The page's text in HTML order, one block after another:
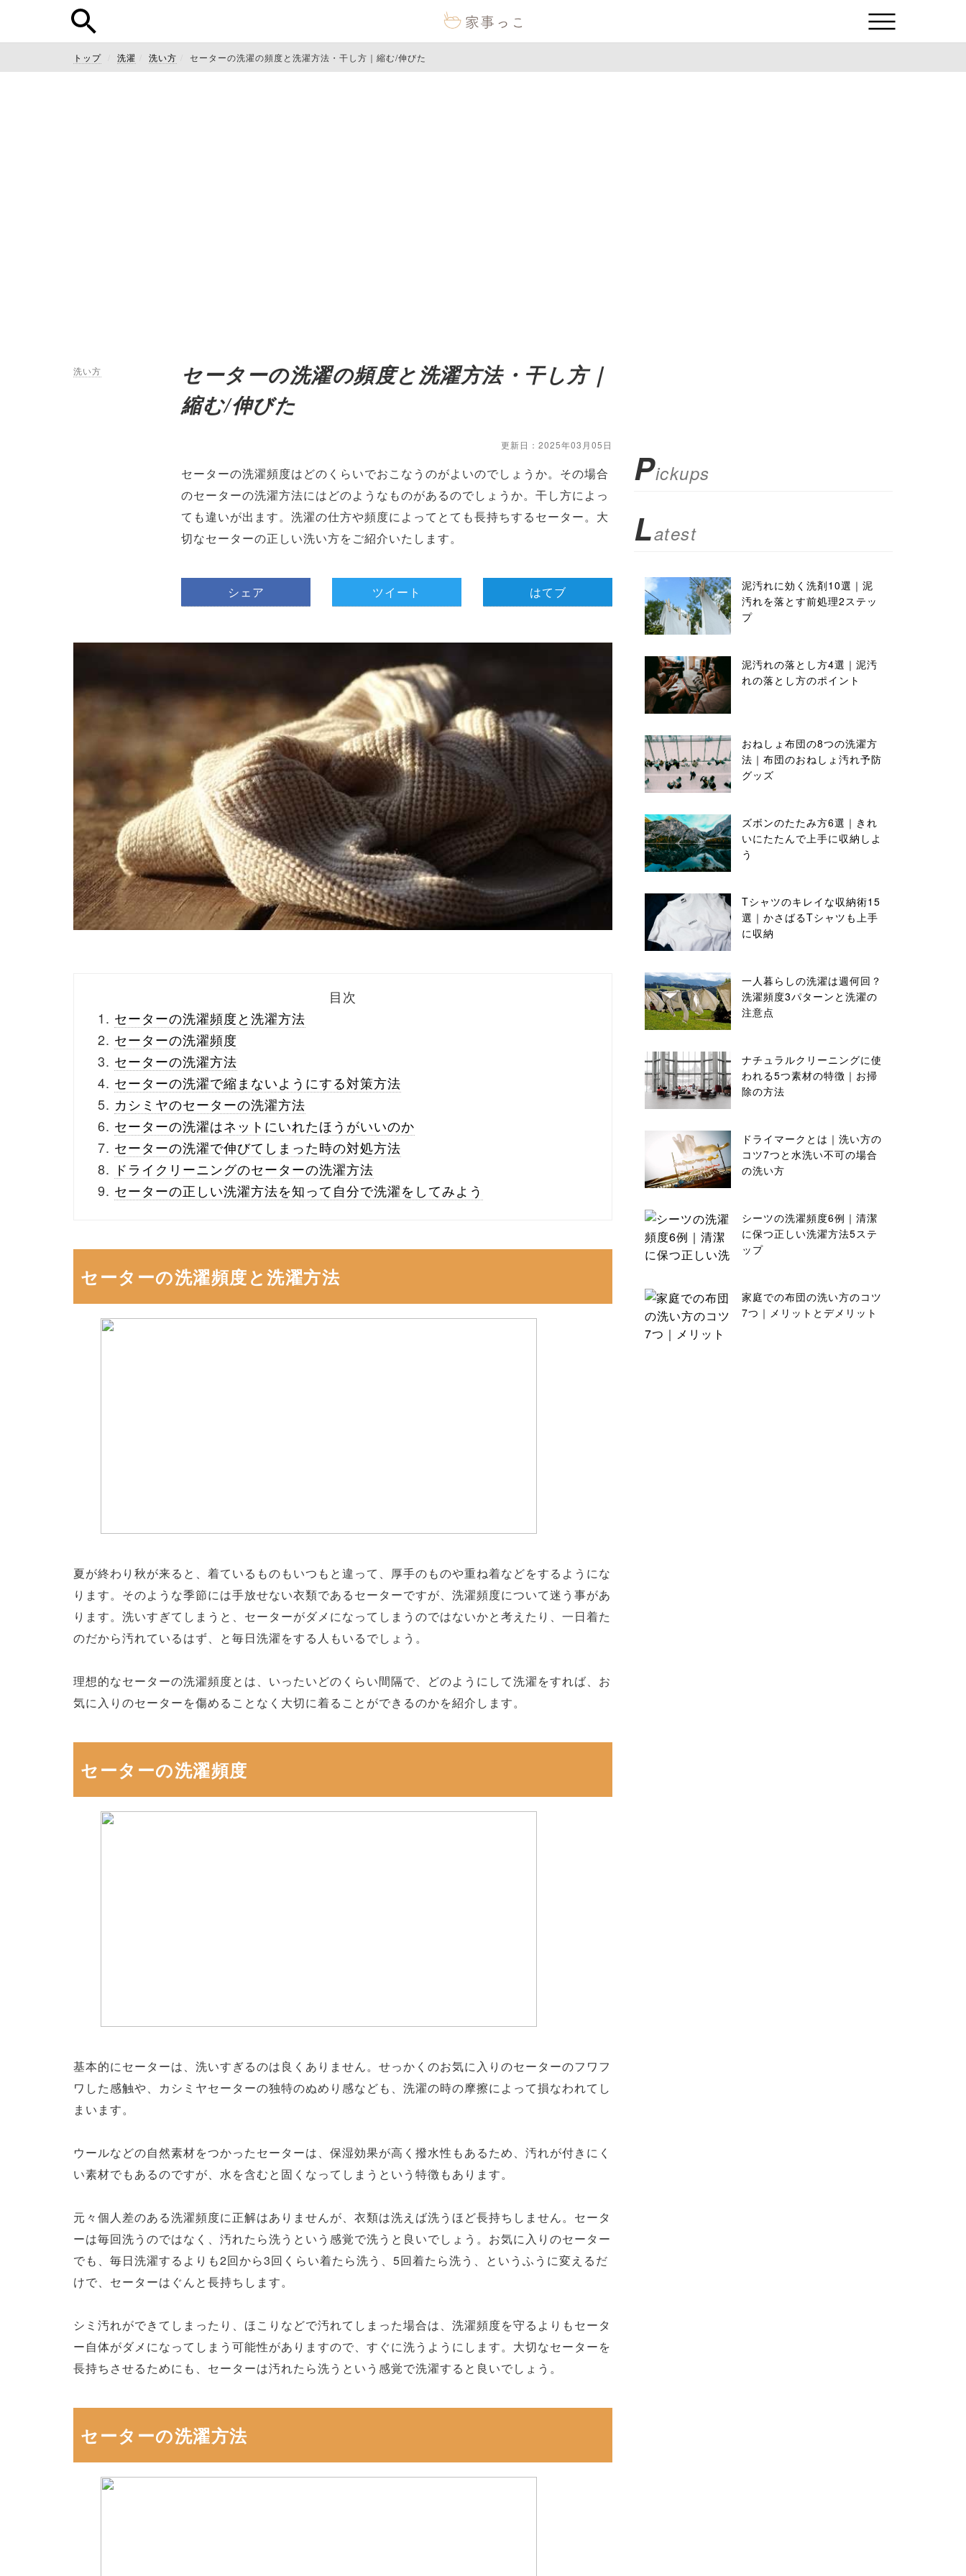
トップ 洗濯 洗い方 セーターの洗濯の頻度と洗濯方法・干し方｜縮む/伸びた
洗い方
セーターの洗濯の頻度と洗濯方法・干し方｜
縮む/伸びた
更新日：2025年03月05日
セーターの洗濯頻度はどのくらいでおこなうのがよいのでしょうか。その場合
のセーターの洗濯方法にはどのようなものがあるのでしょうか。干し方によっ
ても違いが出ます。洗濯の仕方や頻度によってとても長持ちするセーター。大
切なセーターの正しい洗い方をご紹介いたします。
シェア ツイート はてブ
目次
セーターの洗濯頻度と洗濯方法
セーターの洗濯頻度
セーターの洗濯方法
セーターの洗濯で縮まないようにする対策方法
カシミヤのセーターの洗濯方法
セーターの洗濯はネットにいれたほうがいいのか
セーターの洗濯で伸びてしまった時の対処方法
ドライクリーニングのセーターの洗濯方法
セーターの正しい洗濯方法を知って自分で洗濯をしてみよう
セーターの洗濯頻度と洗濯方法
夏が終わり秋が来ると、着ているものもいつもと違って、厚手のものや重ね着などをするようにな
ります。そのような季節には手放せない衣類であるセーターですが、洗濯頻度について迷う事があ
ります。洗いすぎてしまうと、セーターがダメになってしまうのではないかと考えたり、一日着た
のだから汚れているはず、と毎日洗濯をする人もいるでしょう。
理想的なセーターの洗濯頻度とは、いったいどのくらい間隔で、どのようにして洗濯をすれば、お
気に入りのセーターを傷めることなく大切に着ることができるのかを紹介します。
セーターの洗濯頻度
基本的にセーターは、洗いすぎるのは良くありません。せっかくのお気に入りのセーターのフワフ
ワした感触や、カシミヤセーターの独特のぬめり感なども、洗濯の時の摩擦によって損なわれてし
まいます。
ウールなどの自然素材をつかったセーターは、保湿効果が高く撥水性もあるため、汚れが付きにく
い素材でもあるのですが、水を含むと固くなってしまうという特徴もあります。
元々個人差のある洗濯頻度に正解はありませんが、衣類は洗えば洗うほど長持ちしません。セータ
ーは毎回洗うのではなく、汚れたら洗うという感覚で洗うと良いでしょう。お気に入りのセーター
でも、毎日洗濯するよりも2回から3回くらい着たら洗う、5回着たら洗う、というふうに変えるだ
けで、セーターはぐんと長持ちします。
シミ汚れができてしまったり、ほこりなどで汚れてしまった場合は、洗濯頻度を守るよりもセータ
ー自体がダメになってしまう可能性がありますので、すぐに洗うようにします。大切なセーターを
長持ちさせるためにも、セーターは汚れたら洗うという感覚で洗濯すると良いでしょう。
セーターの洗濯方法
Pickups
Latest
泥汚れに効く洗剤10選｜泥
汚れを落とす前処理2ステッ
プ
泥汚れの落とし方4選｜泥汚
れの落とし方のポイント
おねしょ布団の8つの洗濯方
法｜布団のおねしょ汚れ予防
グッズ
ズボンのたたみ方6選｜きれ
いにたたんで上手に収納しよ
う
Tシャツのキレイな収納術15
選｜かさばるTシャツも上手
に収納
一人暮らしの洗濯は週何回？
洗濯頻度3パターンと洗濯の
注意点
ナチュラルクリーニングに使
われる5つ素材の特徴｜お掃
除の方法
ドライマークとは｜洗い方の
コツ7つと水洗い不可の場合
の洗い方
シーツの洗濯頻度6例｜清潔
に保つ正しい洗濯方法5ステ
ップ
家庭での布団の洗い方のコツ
7つ｜メリットとデメリット